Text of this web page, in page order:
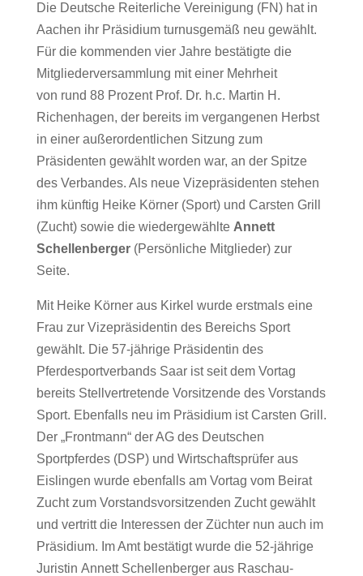
Die Deutsche Reiterliche Vereinigung (FN) hat in
Aachen ihr Präsidium turnusgemäß neu gewählt.
Für die kommenden vier Jahre bestätigte die
Mitgliederversammlung mit einer Mehrheit
von rund 88 Prozent Prof. Dr. h.c. Martin H.
Richenhagen, der bereits im vergangenen Herbst
in einer außerordentlichen Sitzung zum
Präsidenten gewählt worden war, an der Spitze
des Verbandes. Als neue Vizepräsidenten stehen
ihm künftig Heike Körner (Sport) und Carsten Grill
(Zucht) sowie die wiedergewählte Annett
Schellenberger(Persönliche Mitglieder) zur
Seite.
Mit Heike Körner aus Kirkel wurde erstmals eine
Frau zur Vizepräsidentin des Bereichs Sport
gewählt. Die 57-jährige Präsidentin des
Pferdesportverbands Saar ist seit dem Vortag
bereits Stellvertretende Vorsitzende des Vorstands
Sport. Ebenfalls neu im Präsidium ist Carsten Grill.
Der „Frontmann“ der AG des Deutschen
Sportpferdes (DSP) und Wirtschaftsprüfer aus
Eislingen wurde ebenfalls am Vortag vom Beirat
Zucht zum Vorstandsvorsitzenden Zucht gewählt
und vertritt die Interessen der Züchter nun auch im
Präsidium. Im Amt bestätigt wurde die 52-jährige
Juristin Annett Schellenberger aus Raschau-